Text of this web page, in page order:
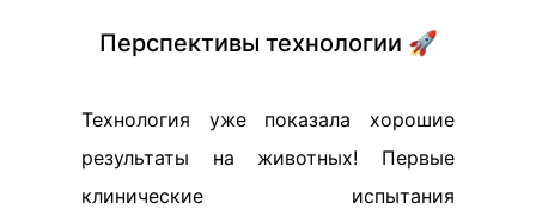
Перспективы технологии 🚀
Технология уже показала хорошие
результаты на животных! Первые
клинические испытания